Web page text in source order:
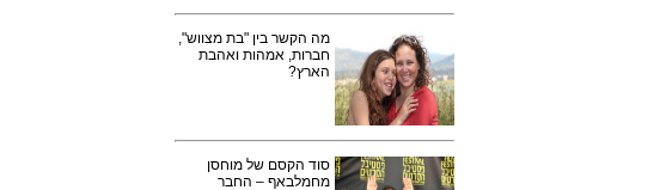
מה הקשר בין "בת מצווש",
חברות, אמהות ואהבת
הארץ?
סוד הקסם של מוחסן
מחמלבאף – החבר